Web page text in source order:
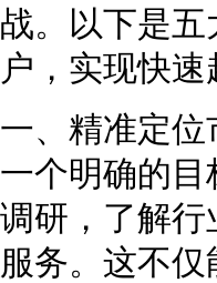
战。以下是
户，实现快速
一、精准定位
一个明确的
调研，了解
服务。这不